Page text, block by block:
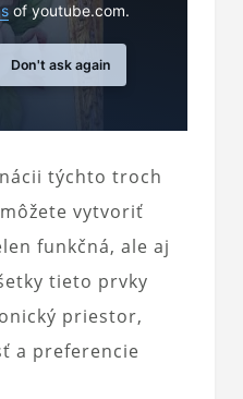
of youtube.com.
Don't ask again
týchto troch
vytvoriť
funkčná, ale aj
tieto prvky
priestor,
a preferencie